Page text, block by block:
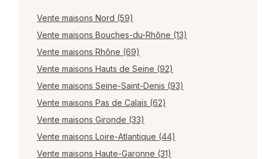
Vente maisons Nord (59)
Vente maisons Bouches-du-Rhône (13)
Vente maisons Rhône (69)
Vente maisons Hauts de Seine (92)
Vente maisons Seine-Saint-Denis (93)
Vente maisons Pas de Calais (62)
Vente maisons Gironde (33)
Vente maisons Loire-Atlantique (44)
Vente maisons Haute-Garonne (31)